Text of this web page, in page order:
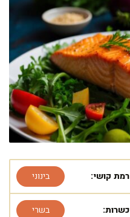
רמת קושי: בינוני
כשרות: בשרי